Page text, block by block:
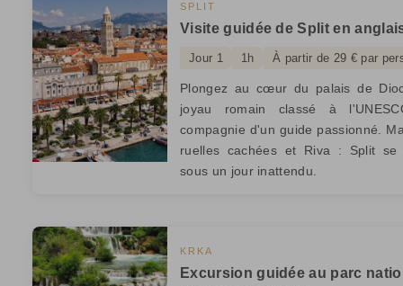
SPLIT
Visite guidée de Split en
Jour 1 1h À partir de 29 € par
Plongez au cœur du palais de
joyau romain classé à
compagnie d'un guide passionné.
ruelles cachées et Riva : Split se
sous un jour inattendu.
KRKA
Excursion guidée au parc